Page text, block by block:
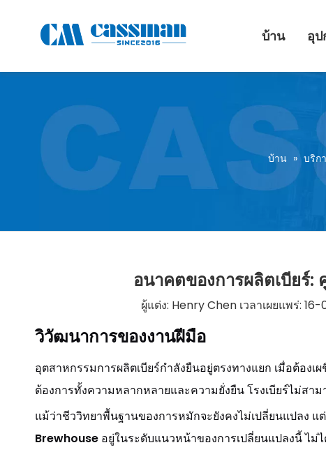
บ้าน อุ
บ้าน » บริก
อนาคตของการผลิตเบียร์:
ผู้แต่ง: Henry Chen เวลาเผยแพร่:
วิวัฒนาการของงานฝีมือ
อุตสาหกรรมการผลิตเบียร์กำลังยืนอยู่ตรงทางแยก เมื่อต้อ
ต้องการทั้งความหลากหลายและความยั่งยืน โรงเบียร์ไม่ส
แม้ว่าชีววิทยาพื้นฐานของการหมักจะยังคงไม่เปลี่ยนแปลง
Brewhouse อยู่ในระดับแนวหน้าของการเปลี่ยนแปลงนี้ ไม่